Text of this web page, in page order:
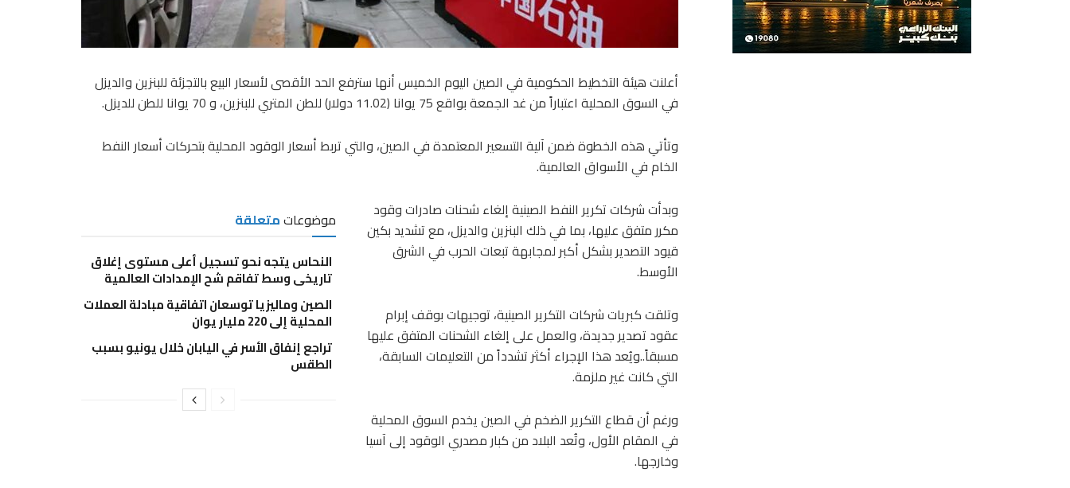
أعلنت هيئة التخطيط الحكومية في الصين اليوم الخميس أنها سترفع الحد الأقصى لأسعار البيع بالتجزئة للبنزين والديزل
في السوق المحلية اعتباراً من غد الجمعة بواقع 75 يوانا (11.02 دولار) للطن المتري للبنزين، و 70 يوانا للطن للديزل.
وتأتي هذه الخطوة ضمن آلية التسعير المعتمدة في الصين، والتي تربط أسعار الوقود المحلية بتحركات أسعار النفط
الخام في الأسواق العالمية.
موضوعاتمتعلقة
النحاس يتجه نحو تسجيل أعلى مستوى إغلاق
تاريخي وسط تفاقم شح الإمدادات العالمية
الصين وماليزيا توسعان اتفاقية مبادلة العملات
المحلية إلى 220 مليار يوان
تراجع إنفاق الأسر في اليابان خلال يونيو بسبب
الطقس
وبدأت شركات تكرير النفط الصينية إلغاء شحنات صادرات وقود
مكرر متفق عليها، بما في ذلك البنزين والديزل، مع تشديد بكين
قيود التصدير بشكل أكبر لمجابهة تبعات الحرب في الشرق
الأوسط.
وتلقت كبريات شركات التكرير الصينية، توجيهات بوقف إبرام
عقود تصدير جديدة، والعمل على إلغاء الشحنات المتفق عليها
مسبقاً..ويُعد هذا الإجراء أكثر تشدداً من التعليمات السابقة،
التي كانت غير ملزمة.
ورغم أن قطاع التكرير الضخم في الصين يخدم السوق المحلية
في المقام الأول، وتُعد البلاد من كبار مصدري الوقود إلى آسيا
وخارجها.